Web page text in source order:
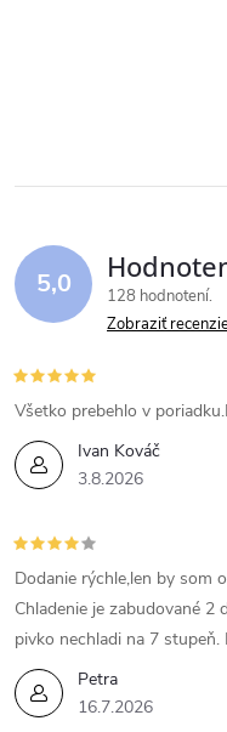
5,0
128 hodnotení
Zobraziť
Ivan Kováč
3.8.2026
Všetko prebehlo v
Petra
16.7.2026
Dodanie rýchle,len by som
Chladenie je zabudované 2
pivko nechladi na 7